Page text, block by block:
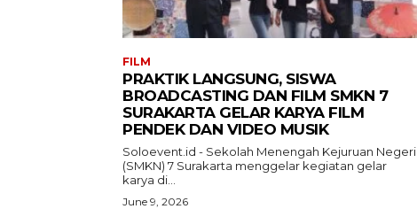
FILM
PRAKTIK LANGSUNG, SISWA
BROADCASTING DAN FILM SMKN 7
SURAKARTA GELAR KARYA FILM
PENDEK DAN VIDEO MUSIK
Soloevent.id - Sekolah Menengah Kejuruan Negeri
(SMKN) 7 Surakarta menggelar kegiatan gelar
karya di...
June 9, 2026